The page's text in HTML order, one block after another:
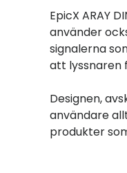
EpicX ARAY
använder
signalerna
att lyssnaren
Designen,
användare
produkter